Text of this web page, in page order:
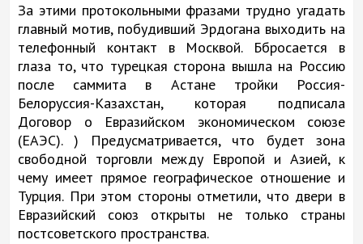
За этими протокольными фразами трудно угадать
главный мотив, побудивший Эрдогана выходить на
телефонный контакт в Москвой. Ббросается в
глаза то, что турецкая сторона вышла на Россию
после саммита в Астане тройки Россия-
Белоруссия-Казахстан, которая подписала
Договор о Евразийском экономическом союзе
(ЕАЭС). ) Предусматривается, что будет зона
свободной торговли между Европой и Азией, к
чему имеет прямое географическое отношение и
Турция. При этом стороны отметили, что двери в
Евразийский союз открыты не только страны
постсоветского пространства.